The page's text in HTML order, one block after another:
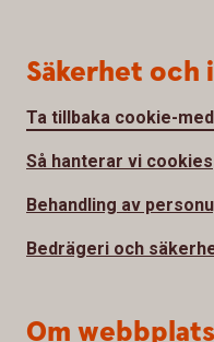
Säkerhet
Ta tillbaka cookie-
Så hanterar vi cookies
Behandling av
Bedrägeri och
Om